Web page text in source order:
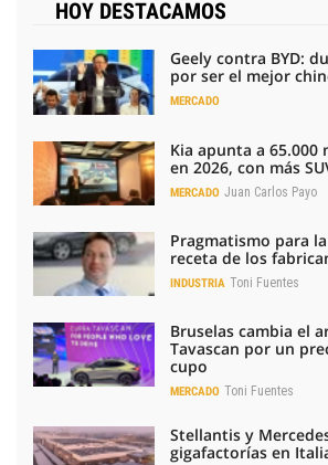
HOY DESTACAMOS
Geely contra BYD:
por ser el mejor
MERCADO
Kia apunta a 65.000
en 2026, con más
MERCADO Juan Carlos Payo
Pragmatismo para
receta de los
INDUSTRIA Toni Fuentes
Bruselas cambia el
Tavascan por un
cupo
MERCADO Toni Fuentes
Stellantis y
gigafactorías en